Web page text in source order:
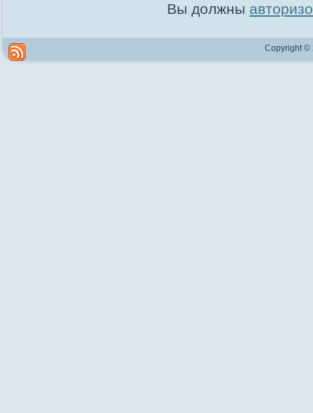
Вы должны
Copyright